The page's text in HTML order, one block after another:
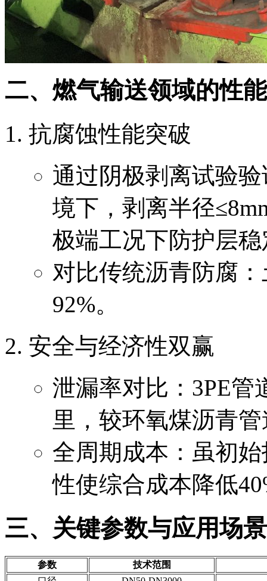
二、燃气输送领域的性
抗腐蚀性能突破
通过阴极剥离试验
境下，剥离半径
极端工况下防护层
对比传统沥青防腐
92%。
安全与经济性双赢
泄漏率对比：3PE管
里，较环氧煤沥青
全周期成本：虽初
性使综合成本降低
三、关键参数与应用场
参数
技术范围